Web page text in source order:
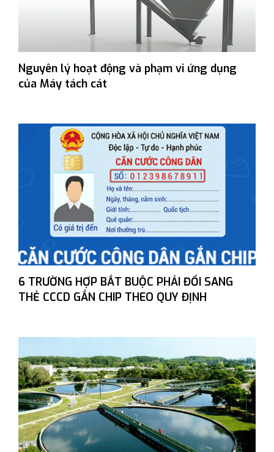
Nguyên lý hoạt động và phạm vi ứng dụng
của Máy tách cát
6 TRƯỜNG HỢP BẮT BUỘC PHẢI ĐỔI SANG
THẺ CCCD GẮN CHIP THEO QUY ĐỊNH